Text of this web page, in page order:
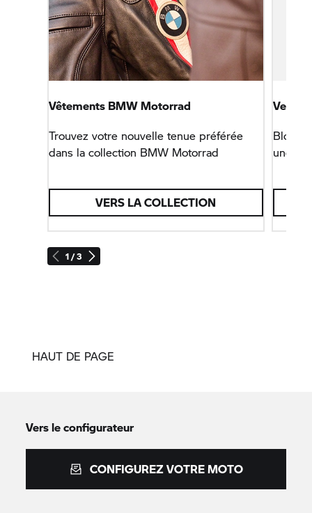
1 / 3
Vêtements BMW Motorrad
Trouvez votre nouvelle tenue préférée
dans la collection BMW Motorrad
VERS LA COLLECTION
Veste
une
HAUT DE PAGE
Vers le configurateur
CONFIGUREZ VOTRE MOTO